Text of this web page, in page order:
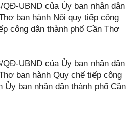
QĐ-UBND của Ủy ban nhân dân
ban hành Nội quy tiếp công
công dân thành phố Cần Thơ
QĐ-UBND của Ủy ban nhân dân
ban hành Quy chế tiếp công
Ủy ban nhân dân thành phố Cần